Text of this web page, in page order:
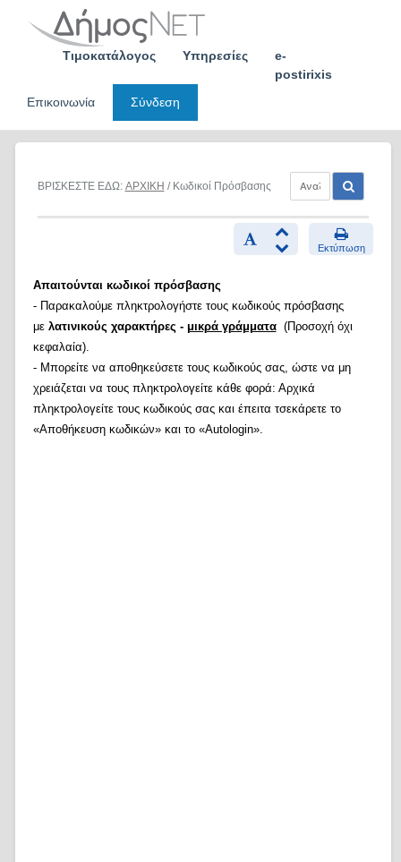
Τιμοκατάλογος Υπηρεσίες
e-
postirixis
Επικοινωνία
Σύνδεση
ΒΡΙΣΚΕΣΤΕ ΕΔΩ: ΑΡΧΙΚΗ / Κωδικοί Πρόσβασης
Εκτύπωση
Απαιτούνται κωδικοί πρόσβασης
- Παρακαλούμε πληκτρολογήστε τους κωδικούς πρόσβασης
με λατινικούς χαρακτήρες - μικρά γράμματα(Προσοχή όχι
κεφαλαία).
- Μπορείτε να αποθηκεύσετε τους κωδικούς σας, ώστε να μη
χρειάζεται να τους πληκτρολογείτε κάθε φορά: Αρχικά
πληκτρολογείτε τους κωδικούς σας και έπειτα τσεκάρετε το
«Αποθήκευση κωδικών» και το «Autologin».